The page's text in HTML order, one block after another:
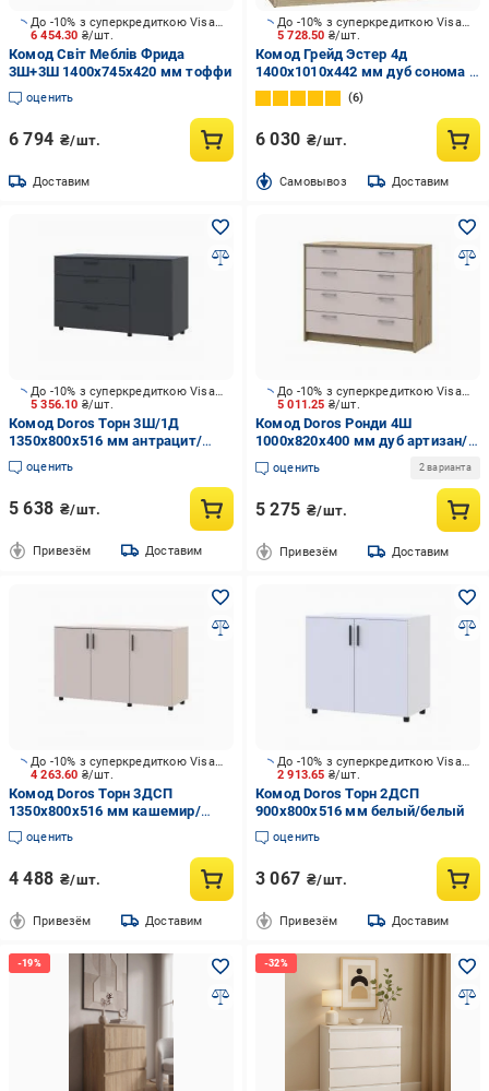
6 454.30 ₴/шт.
До -10% з суперкредиткою Visa Вигода
Комод Світ Меблів Фрида
3Ш+3Ш 1400x745x420 мм тоффи
оценить
6 794 ₴/шт.
Доставим
5 728.50 ₴/шт.
До -10% з суперкредиткою Visa Вигода
Комод Грейд Эстер 4д
1400x1010x442 мм дуб сонома /
дуб сонома
6
6 030 ₴/шт.
Cамовывоз Доставим
5 356.10 ₴/шт.
До -10% з суперкредиткою Visa Вигода
Комод Doros Торн 3Ш/1Д
1350x800x516 мм антрацит/
антрацит
оценить
5 638 ₴/шт.
Привезём Доставим
5 011.25 ₴/шт.
До -10% з суперкредиткою Visa Вигода
Комод Doros Ронди 4Ш
1000x820x400 мм дуб артизан/
кашемир
оценить 2 варианта
5 275 ₴/шт.
Привезём Доставим
4 263.60 ₴/шт.
До -10% з суперкредиткою Visa Вигода
Комод Doros Торн 3ДСП
1350x800x516 мм кашемир/
кашемир
оценить
4 488 ₴/шт.
Привезём Доставим
2 913.65 ₴/шт.
До -10% з суперкредиткою Visa Вигода
Комод Doros Торн 2ДСП
900x800x516 мм белый/белый
оценить
3 067 ₴/шт.
Привезём Доставим